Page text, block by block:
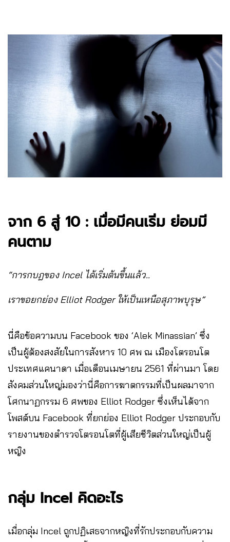
จาก 6 สู่ 10 : เมื่อมีคนเริ่ม ย่อมมี
คนตาม
“การกบฏของ Incel ได้เริ่มต้นขึ้นแล้ว..
เราขอยกย่อง Elliot Rodger ให้เป็นเหนือสุภาพบุรุษ”
นี่คือข้อความบน Facebook ของ ‘Alek Minassian’ ซึ่ง
เป็นผู้ต้องสงสัยในการสังหาร 10 ศพ ณ เมืองโตรอนโต
ประเทศแคนาดา เมื่อเดือนเมษายน 2561 ที่ผ่านมา โดย
สังคมส่วนใหญ่มองว่านี่คือการฆาตกรรมที่เป็นผลมาจาก
โศกนาฏกรรม 6 ศพของ Elliot Rodger ซึ่งเห็นได้จาก
โพสต์บน Facebook ที่ยกย่อง Elliot Rodger ประกอบกับ
รายงานของตำรวจโตรอนโตที่ผู้เสียชีวิตส่วนใหญ่เป็นผู้
หญิง
กลุ่ม Incel คิดอะไร
เมื่อกลุ่ม Incel ถูกปฏิเสธจากหญิงที่รักประกอบกับความ